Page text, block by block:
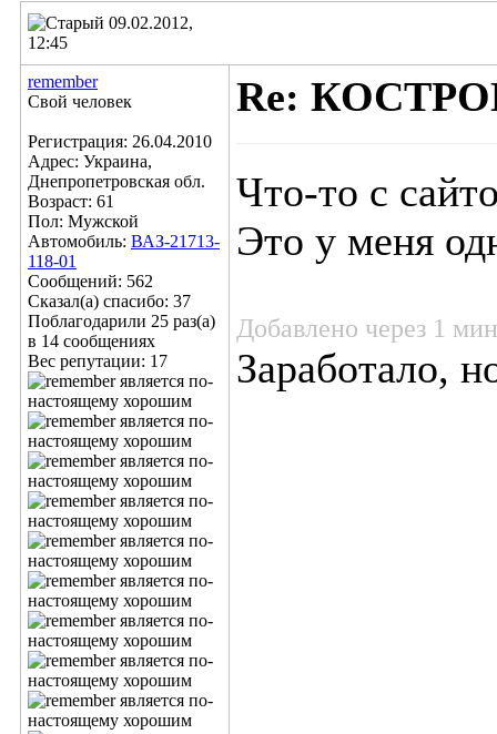
09.02.2012,
12:45
remember
Свой человек
Регистрация: 26.04.2010
Адрес: Украина,
Днепропетровская обл.
Возраст: 61
Пол: Мужской
Автомобиль: ВАЗ-21713-
118-01
Сообщений: 562
Сказал(а) спасибо: 37
Поблагодарили 25 раз(а)
в 14 сообщениях
Вес репутации: 17
Re:
Что-то с
Это у меня
Добавлено через 1
Заработало,